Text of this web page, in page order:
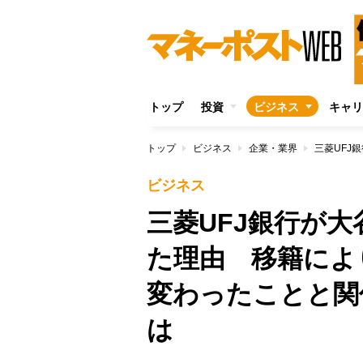
トップ 投資 ビジネス キャ
トップ ビジネス 企業・業界
ビジネス
三菱UFJ銀行が大
た理由 移籍によ
変わったことと
は